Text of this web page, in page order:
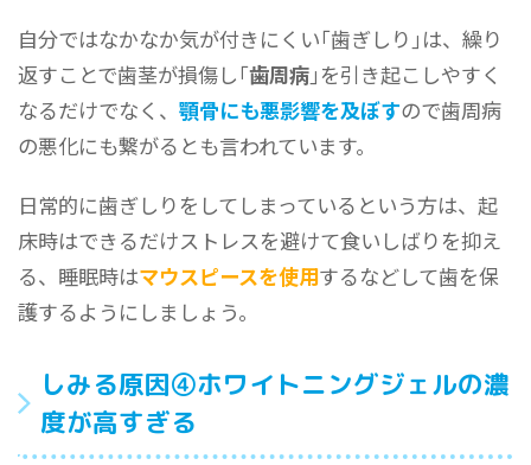
自分ではなかなか気が付きにくい｢歯ぎしり｣は、繰り
返すことで歯茎が損傷し｢歯周病｣を引き起こしやすく
なるだけでなく、顎骨にも悪影響を及ぼすので歯周病
の悪化にも繋がるとも言われています。
日常的に歯ぎしりをしてしまっているという方は、起
床時はできるだけストレスを避けて食いしばりを抑え
る、睡眠時はマウスピースを使用するなどして歯を保
護するようにしましょう。
しみる原因④ホワイトニングジェルの濃
度が高すぎる